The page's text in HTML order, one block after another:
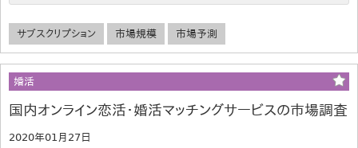
サブスクリプション 市場規模 市場予測
婚活
国内オンライン恋活・婚活マッチングサービスの市場調査
2020年01月27日